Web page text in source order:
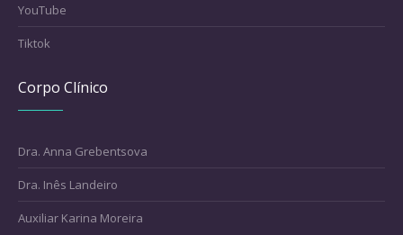
YouTube
Tiktok
Corpo Clínico
Dra. Anna Grebentsova
Dra. Inês Landeiro
Auxiliar Karina Moreira